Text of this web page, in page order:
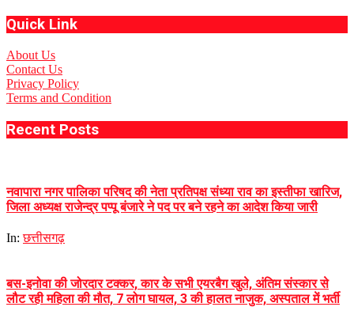
Quick Link
About Us
Contact Us
Privacy Policy
Terms and Condition
Recent Posts
नवापारा नगर पालिका परिषद की नेता प्रतिपक्ष संध्या राव का इस्तीफा खारिज,
जिला अध्यक्ष राजेन्द्र पप्पू बंजारे ने पद पर बने रहने का आदेश किया जारी
In: छत्तीसगढ़
बस-इनोवा की जोरदार टक्कर, कार के सभी एयरबैग खुले, अंतिम संस्कार से
लौट रही महिला की मौत, 7 लोग घायल, 3 की हालत नाजुक, अस्पताल में भर्ती